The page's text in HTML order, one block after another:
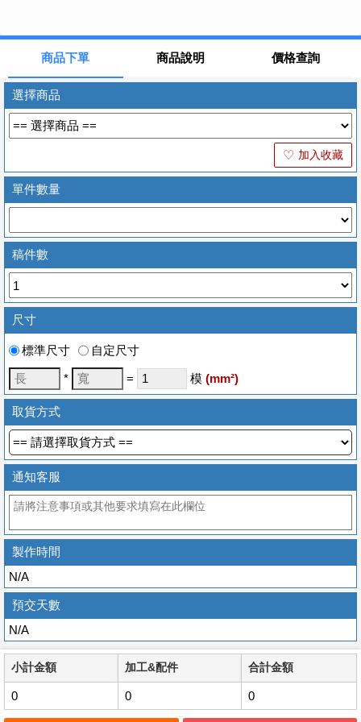
商品下單 商品說明 價格查詢
選擇商品
♡ 加入收藏
單件數量
稿件數
尺寸
標準尺寸 自定尺寸
* = 模 (mm²)
取貨方式
通知客服
製作時間
N/A
預交天數
N/A
小計金額 加工&配件 合計金額
0 0 0